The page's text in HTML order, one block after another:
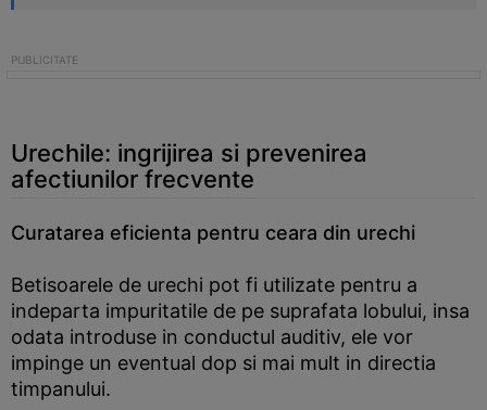
Urechile: ingrijirea si prevenirea
afectiunilor frecvente
Curatarea eficienta pentru ceara din urechi
Betisoarele de urechi pot fi utilizate pentru a
indeparta impuritatile de pe suprafata lobului, insa
odata introduse in conductul auditiv, ele vor
impinge un eventual dop si mai mult in directia
timpanului.